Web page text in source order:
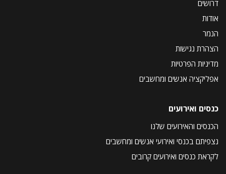
דרושים
אודות
הנמר
הצהרת נגישות
מדיניות הפרטיות
אפליקציה אנשים ומחשבים
כנסים ואירועים
הכנסים והאירועים שלנו
נצפיתם בכנסי ואירועי אנשים ומחשבים
לקראת כנסים ואירועים קרובים